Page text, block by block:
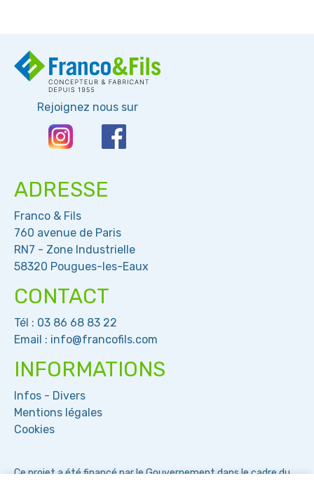
Rejoignez nous sur
ADRESSE
Franco & Fils
760 avenue de Paris
RN7 - Zone Industrielle
58320 Pougues-les-Eaux
CONTACT
Tél : 03 86 68 83 22
Email : info@francofils.com
INFORMATIONS
Infos - Divers
Mentions légales
Cookies
Ce projet a été financé par le Gouvernement dans le cadre du